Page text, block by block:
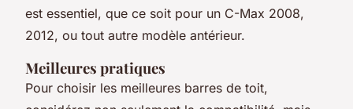
est essentiel, que ce soit pour un C-Max 2008,
2012, ou tout autre modèle antérieur.
Meilleures pratiques
Pour choisir les meilleures barres de toit,